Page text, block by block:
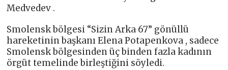
Medvedev .
Smolensk bölgesi “Sizin Arka 67” gönüllü
hareketinin başkanı Elena Potapenkova , sadece
Smolensk bölgesinden üç binden fazla kadının
örgüt temelinde birleştiğini söyledi.